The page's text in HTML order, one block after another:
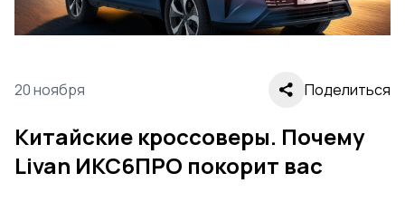
20 ноября Поделиться
Китайские кроссоверы. Почему
Livan ИКС6ПРО покорит вас